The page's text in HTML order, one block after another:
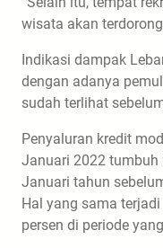
wisata akan
Indikasi dampak
dengan adanya
sudah terlihat
Penyaluran kredit
Januari 2022 tumbuh
Januari tahun
Hal yang sama
persen di periode